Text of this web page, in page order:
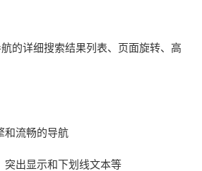
的详细搜索结果列表、页面旋转、高
和流畅的导航
突出显示和下划线文本等